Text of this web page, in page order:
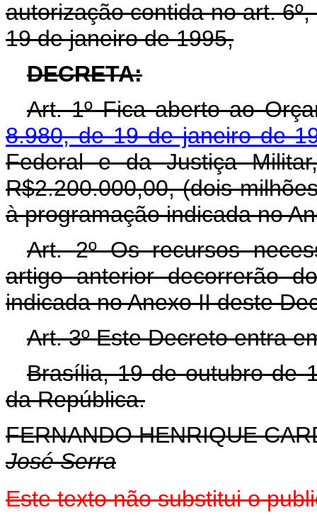
autorização contida no art.
19 de janeiro de 1995,
DECRETA:
Art. 1º Fica aberto ao
8.980, de 19 de janeiro de
Federal e da Justiça
R$2.200.000,00, (dois
à programação indicada no
Art. 2º Os recursos
artigo anterior decorrerão
indicada no Anexo II deste
Art. 3º Este Decreto entra
Brasília, 19 de outubro de
da República.
FERNANDO HENRIQUE
José Serra
Este texto não substitui o